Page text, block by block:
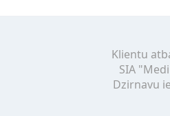
Klientu
SIA
Dzirnavu